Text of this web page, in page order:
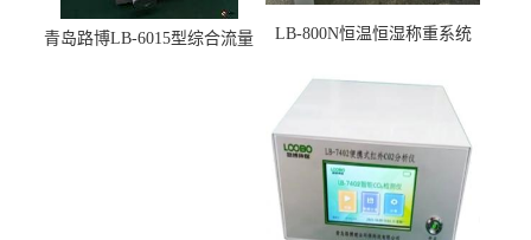
青岛路博LB-6015型综合流量
LB-800N恒温恒湿称重系统